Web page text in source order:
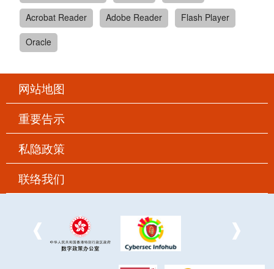
Acrobat Reader
Adobe Reader
Flash Player
Oracle
网站地图
重要告示
私隐政策
联络我们